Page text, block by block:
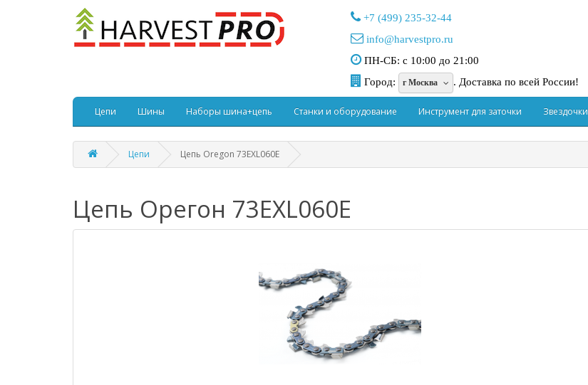
+7 (499) 235-32-44
info@harvestpro.ru
ПН-СБ: с 10:00 до 21:00
Город:
г Москва . Доставка по всей России!
Цепи Шины Наборы шина+цепь Станки и оборудование Инструмент для заточки Звездочки
Цепи Цепь Oregon 73EXL060E
Цепь Орегон 73EXL060E